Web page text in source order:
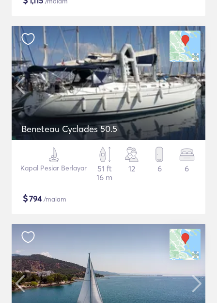
Beneteau Cyclades 50.5
Kapal Pesiar Berlayar
51 ft
16 m
12 6 6
$794/malam